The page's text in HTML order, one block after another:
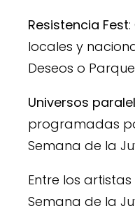
Resistencia Fest
locales y
Deseos o
Universos
programadas
Semana de la
Entre los
Semana de la